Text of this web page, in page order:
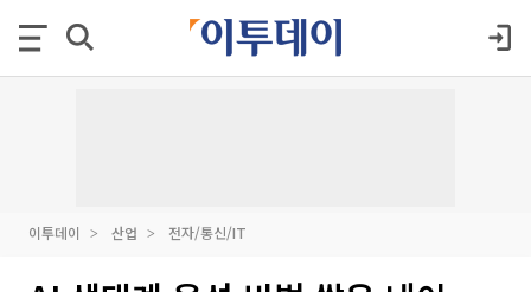
이투데이 산업 전자/통신/IT